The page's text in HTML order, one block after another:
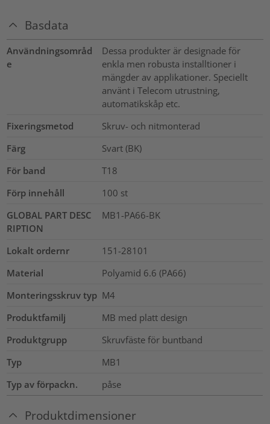
Basdata
Användningsområd
e
Dessa produkter är designade för
enkla men robusta installtioner i
mängder av applikationer. Speciellt
använt i Telecom utrustning,
automatikskåp etc.
Fixeringsmetod
Skruv- och nitmonterad
Färg
Svart (BK)
För band
T18
Förp innehåll
100 st
GLOBAL PART DESC
RIPTION
MB1-PA66-BK
Lokalt ordernr
151-28101
Material
Polyamid 6.6 (PA66)
Monteringsskruv typ M4
Produktfamilj
MB med platt design
Produktgrupp
Skruvfäste för buntband
Typ
MB1
Typ av förpackn.
påse
Produktdimensioner